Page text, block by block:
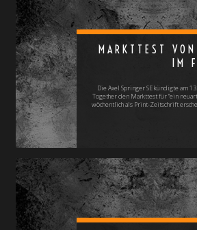
MARKTTEST
IM
Die Axel Springer SE kündigte am
Together den Markttest für "ein
wöchentlich als Print-Zeitschrift